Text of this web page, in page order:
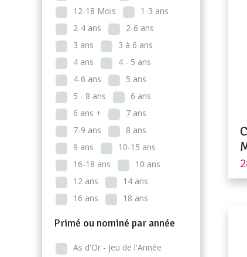
12-18 Mois
1-3 ans
2-4 ans
2-6 ans
3 ans
3 à 6 ans
4 ans
4 - 5 ans
4-6 ans
5 ans
5 - 8 ans
6 ans
6 ans +
7 ans
7-9 ans
8 ans
9 ans
10-15 ans
16-18 ans
10 ans
12 ans
14 ans
16 ans
18 ans
Primé ou nominé par année
As d'Or - Jeu de l'Année